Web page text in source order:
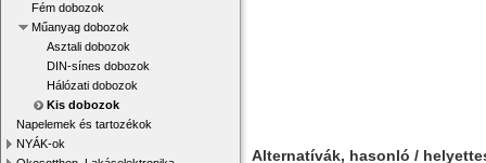
Fém dobozok
Műanyag dobozok
Asztali dobozok
DIN-sínes dobozok
Hálózati dobozok
Kis dobozok
Napelemek és tartozékok
NYÁK-ok
Alternatívák, hasonló /